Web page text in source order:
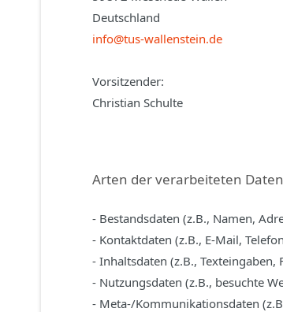
Deutschland
info@tus-wallenstein.de
Vorsitzender:
Christian Schulte
Arten der verarbeiteten
- Bestandsdaten (z.B., Namen,
- Kontaktdaten (z.B., E-Mail,
- Inhaltsdaten (z.B., Texteingaben,
- Nutzungsdaten (z.B., besuchte
- Meta-/Kommunikationsdaten